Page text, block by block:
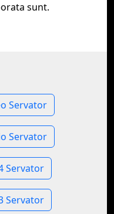
sunt.
Servator
Servator
Servator
Servator